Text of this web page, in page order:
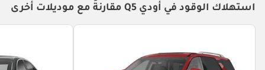
استهلاك الوقود في أودي Q5 مقارنةً مع موديلات أخرى